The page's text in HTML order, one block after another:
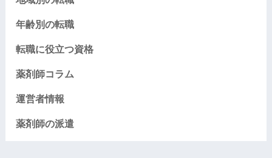
年齢別の転職
転職に役立つ資格
薬剤師コラム
運営者情報
薬剤師の派遣